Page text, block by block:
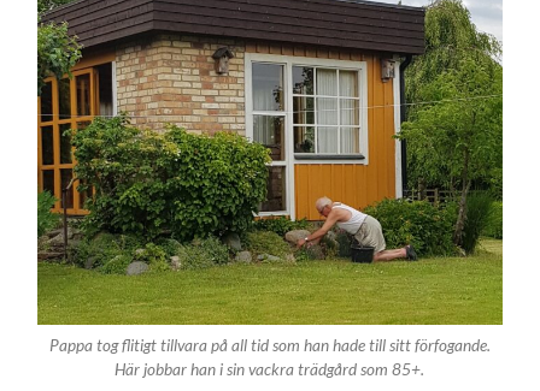
Pappa tog flitigt tillvara på all tid som han hade till sitt förfogande.
Här jobbar han i sin vackra trädgård som 85+.